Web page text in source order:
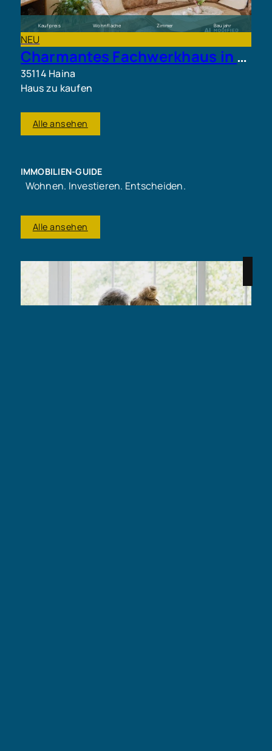
NEU
Kaufpreis
115.000 €
Wohnfläche Zimmer Baujahr
Charmantes Fachwerkhaus in ruhiger Ortskernlage von Haina-Löhlbach
35114 Haina
Haus zu kaufen
Alle ansehen
IMMOBILIEN-GUIDE
Wohnen. Investieren. Entscheiden.
Alle ansehen